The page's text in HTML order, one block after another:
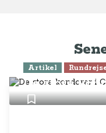
Artikel
De store